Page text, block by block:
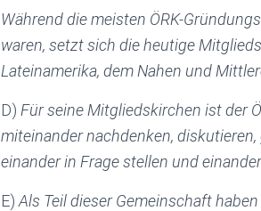
Während die meisten ÖRK-
waren, setzt sich die heutige
Lateinamerika, dem Nahen und
D) Für seine Mitgliedskirchen ist der
miteinander nachdenken,
einander in Frage stellen und
E) Als Teil dieser Gemeinschaft